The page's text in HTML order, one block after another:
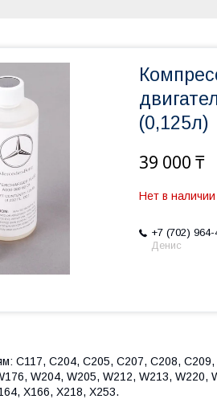
(0,125л)
39 000 ₸
Нет в наличии
+7 (702) 964-
Денис
C117, C204, C205, C207, C208,
W204, W205, W212, W213, W220,
X166, X218, X253.